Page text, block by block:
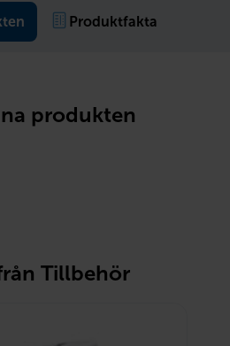
Produktfakta
produkten
Tillbehör